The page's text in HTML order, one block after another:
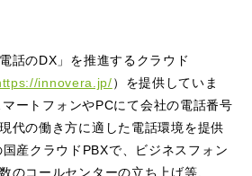
話のDX」を推進するクラウド
innovera.jp/）を提供していま
ートフォンやPCにて会社の電話番号
代の働き方に適した電話環境を提供
産クラウドPBXで、ビジネスフォン
のコールセンターの立ち上げ等、